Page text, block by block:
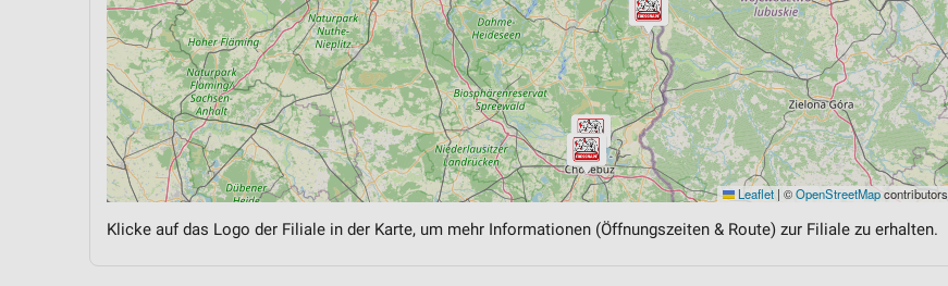
Leaflet | ©OpenStreetMapcontributors
Klicke auf das Logo der Filiale in der Karte, um mehr Informationen (Öffnungszeiten & Route) zur Filiale zu erhalten.